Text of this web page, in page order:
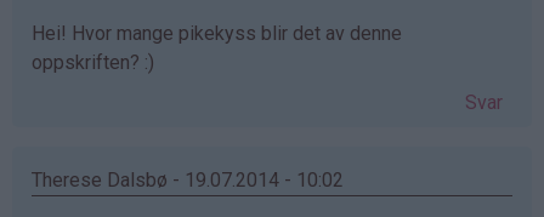
Hei! Hvor mange pikekyss blir det av denne
oppskriften? :)
Svar
Therese Dalsbø - 19.07.2014 - 10:02